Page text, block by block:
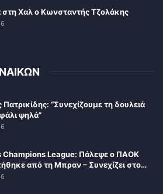
στη Χαλ ο Κωνσταντής Τζολάκης
“Συνεχίζουμε τη δουλειά
ψηλά”
Champions League: Πάλεψε ο ΠΑΟΚ
από τη Μπραν – Συνεχίζει στο…